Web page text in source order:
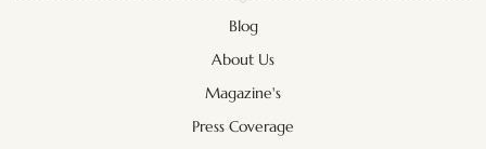
Blog
About Us
Magazine's
Press Coverage